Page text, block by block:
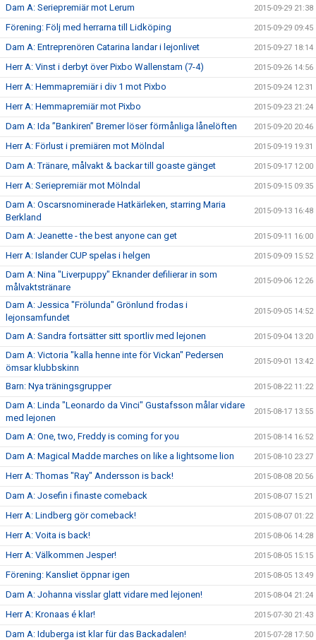
Dam A: Seriepremiär mot Lerum 2015-09-29 21:38
Förening: Följ med herrarna till Lidköping 2015-09-29 09:45
Dam A: Entreprenören Catarina landar i lejonlivet 2015-09-27 18:14
Herr A: Vinst i derbyt över Pixbo Wallenstam (7-4) 2015-09-26 14:56
Herr A: Hemmapremiär i div 1 mot Pixbo 2015-09-24 12:31
Herr A: Hemmapremiär mot Pixbo 2015-09-23 21:24
Dam A: Ida ”Bankiren” Bremer löser förmånliga lånelöften 2015-09-20 20:46
Herr A: Förlust i premiären mot Mölndal 2015-09-19 19:31
Dam A: Tränare, målvakt & backar till goaste gänget 2015-09-17 12:00
Herr A: Seriepremiär mot Mölndal 2015-09-15 09:35
Dam A: Oscarsnominerade Hatkärleken, starring Maria
Berkland
2015-09-13 16:48
Dam A: Jeanette - the best anyone can get 2015-09-11 16:00
Herr A: Islander CUP spelas i helgen 2015-09-09 15:52
Dam A: Nina "Liverpuppy" Eknander defilierar in som
målvaktstränare
2015-09-06 12:26
Dam A: Jessica "Frölunda" Grönlund frodas i
lejonsamfundet
2015-09-05 14:52
Dam A: Sandra fortsätter sitt sportliv med lejonen 2015-09-04 13:20
Dam A: Victoria "kalla henne inte för Vickan" Pedersen
ömsar klubbskinn
2015-09-01 13:42
Barn: Nya träningsgrupper 2015-08-22 11:22
Dam A: Linda "Leonardo da Vinci" Gustafsson målar vidare
med lejonen
2015-08-17 13:55
Dam A: One, two, Freddy is coming for you 2015-08-14 16:52
Dam A: Magical Madde marches on like a lightsome lion 2015-08-10 23:27
Herr A: Thomas "Ray" Andersson is back! 2015-08-08 20:56
Dam A: Josefin i finaste comeback 2015-08-07 15:21
Herr A: Lindberg gör comeback! 2015-08-07 01:22
Herr A: Voita is back! 2015-08-06 14:28
Herr A: Välkommen Jesper! 2015-08-05 15:15
Förening: Kansliet öppnar igen 2015-08-05 13:49
Dam A: Johanna visslar glatt vidare med lejonen! 2015-08-04 21:24
Herr A: Kronaas é klar! 2015-07-30 21:43
Dam A: Iduberga ist klar für das Backadalen! 2015-07-28 17:50